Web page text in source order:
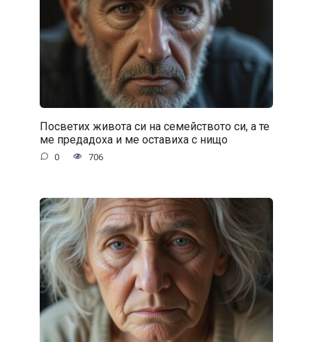
Посветих живота си на семейството си, а те
ме предадоха и ме оставиха с нищо
0 706